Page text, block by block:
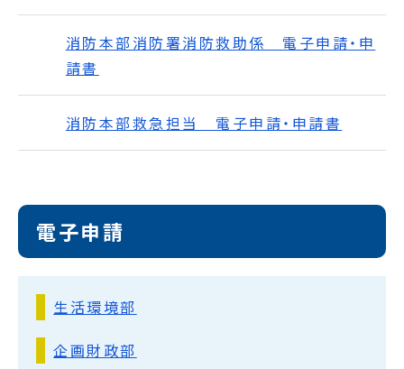
消防本部消防署消防救助係 電子申請・申
請書
消防本部救急担当 電子申請・申請書
電子申請
生活環境部
企画財政部